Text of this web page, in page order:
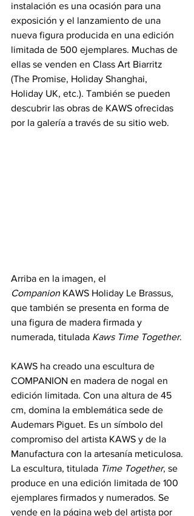
instalación es una ocasión para una
exposición y el lanzamiento de una
nueva figura producida en una edición
limitada de 500 ejemplares. Muchas de
ellas se venden en Class Art Biarritz
(The Promise, Holiday Shanghai,
Holiday UK, etc.). También se pueden
descubrir las obras de KAWS ofrecidas
por la galería a través de su sitio web.
Arriba en la imagen, el
Companion KAWS Holiday Le Brassus,
que también se presenta en forma de
una figura de madera firmada y
numerada, titulada Kaws Time Together.
KAWS ha creado una escultura de
COMPANION en madera de nogal en
edición limitada. Con una altura de 45
cm, domina la emblemática sede de
Audemars Piguet. Es un símbolo del
compromiso del artista KAWS y de la
Manufactura con la artesanía meticulosa.
La escultura, titulada Time Together, se
produce en una edición limitada de 100
ejemplares firmados y numerados. Se
vende en la página web del artista por